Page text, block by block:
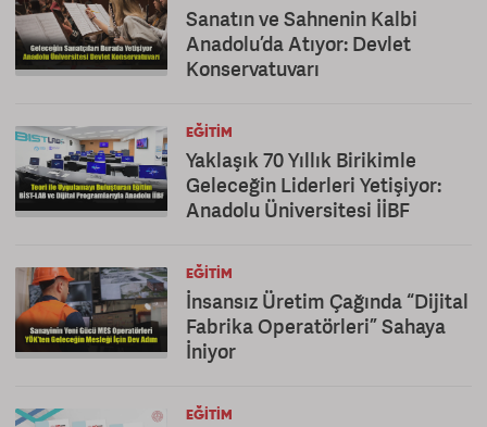
Sanatın ve Sahnenin Kalbi
Anadolu’da Atıyor: Devlet
Konservatuvarı
EĞITIM
Yaklaşık 70 Yıllık Birikimle
Geleceğin Liderleri Yetişiyor:
Anadolu Üniversitesi İİBF
EĞITIM
İnsansız Üretim Çağında “Dijital
Fabrika Operatörleri” Sahaya
İniyor
EĞITIM